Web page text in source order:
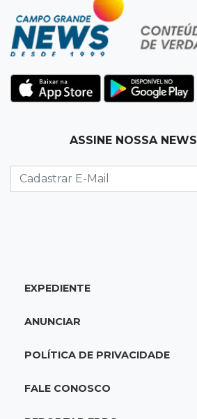
milhões por mês com
08:03Amambai
poste de energia elétrica
Campo Grande tem quatro
Pais passam kung-fu de
ASSINE NOSSA
EXPEDIENTE
ANUNCIAR
POLÍTICA DE PRIVACIDADE
FALE CONOSCO